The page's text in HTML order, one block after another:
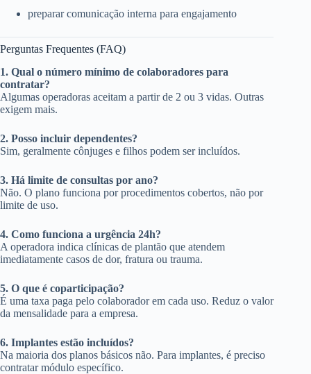
preparar comunicação interna para engajamento
Perguntas Frequentes (FAQ)
1. Qual o número mínimo de colaboradores para
contratar?
Algumas operadoras aceitam a partir de 2 ou 3 vidas. Outras
exigem mais.
2. Posso incluir dependentes?
Sim, geralmente cônjuges e filhos podem ser incluídos.
3. Há limite de consultas por ano?
Não. O plano funciona por procedimentos cobertos, não por
limite de uso.
4. Como funciona a urgência 24h?
A operadora indica clínicas de plantão que atendem
imediatamente casos de dor, fratura ou trauma.
5. O que é coparticipação?
É uma taxa paga pelo colaborador em cada uso. Reduz o valor
da mensalidade para a empresa.
6. Implantes estão incluídos?
Na maioria dos planos básicos não. Para implantes, é preciso
contratar módulo específico.